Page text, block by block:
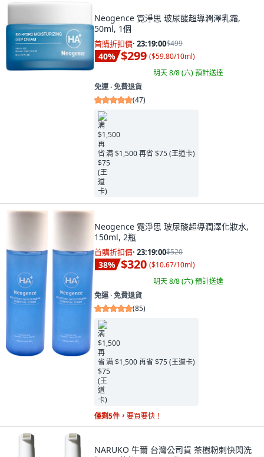
Neogence 霓淨思 玻尿酸超導潤澤乳霜,
50ml, 1個
首購折扣價· 23:18:58$499
40% $299 ($59.80/10ml)
明天 8/8 (六)預計送達
免運 ∙ 免費退貨
(47)
满 $1,500 再省 $75 (王道卡)
Neogence 霓淨思 玻尿酸超導潤澤化妝水,
150ml, 2瓶
首購折扣價· 23:18:58$520
38% $320 ($10.67/10ml)
明天 8/8 (六)預計送達
免運 ∙ 免費退貨
(85)
满 $1,500 再省 $75 (王道卡)
僅剩5件， 要買要快！
NARUKO 牛爾 台灣公司貨 茶樹粉刺快閃洗